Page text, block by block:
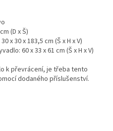
(D x Š)
x 30 x 183,5 cm (Š x H x V)
60 x 33 x 61 cm (Š x H x V)
k převrácení, je třeba tento
dodaného příslušenství.